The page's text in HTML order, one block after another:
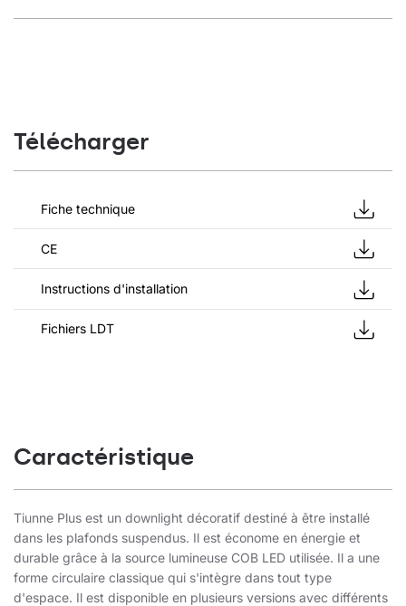
Télécharger
Fiche technique
CE
Instructions d'installation
Fichiers LDT
Caractéristique
Tiunne Plus est un downlight décoratif destiné à être installé
dans les plafonds suspendus. Il est économe en énergie et
durable grâce à la source lumineuse COB LED utilisée. Il a une
forme circulaire classique qui s'intègre dans tout type
d'espace. Il est disponible en plusieurs versions avec différents